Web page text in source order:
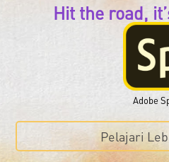
Hit the road,
Adobe
Pelajari